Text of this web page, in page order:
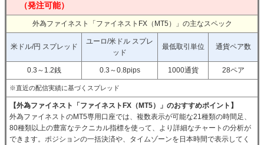
（発注可能）
外為ファイネスト「ファイネストFX（MT5）」の主なスペック
米ドル/円 スプレッド
ユーロ/米ドル スプレ
ッド
最低取引単位 通貨ペア数
0.3～1.2銭 0.3～0.8pips 1000通貨 28ペア
※直近の配信実績に基づくスプレッド
【外為ファイネスト「ファイネストFX（MT5）」のおすすめポイント】
外為ファイネストのMT5専用口座では、複数表示が可能な21種類の時間足、
80種類以上の豊富なテクニカル指標を使って、より詳細なチャートの分析が
できます。ポジションの一括決済や、タイムゾーンを日本時間で表示してく